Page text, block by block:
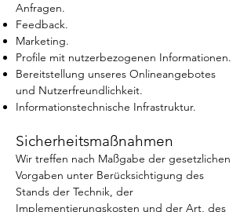
Anfragen.
Feedback.
Marketing.
Profile mit nutzerbezogenen Informationen.
Bereitstellung unseres Onlineangebotes
und Nutzerfreundlichkeit.
Informationstechnische Infrastruktur.
Sicherheitsmaßnahmen
Wir treffen nach Maßgabe der gesetzlichen
Vorgaben unter Berücksichtigung des
Stands der Technik, der
Implementierungskosten und der Art, des